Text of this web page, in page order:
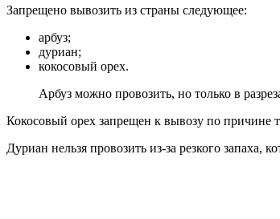
Запрещено вывозить из страны следующее:
арбуз;
дуриан;
кокосовый орех.
Арбуз можно провозить, но только в
Кокосовый орех запрещен к вывозу по причине
Дуриан нельзя провозить из-за резкого запаха,